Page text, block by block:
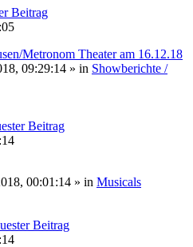
Beitrag
Metronom Theater am 16.12.18
09:29:14 » in Showberichte /
Beitrag
00:01:14 » in Musicals
Beitrag